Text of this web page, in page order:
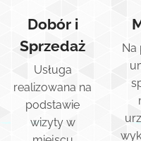
Dobór i
Sprzedaż
Usługa
realizowana na
podstawie
wizyty w
Na